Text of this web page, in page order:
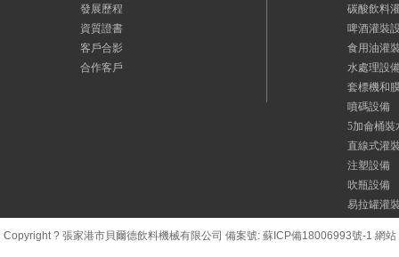
發展歷程
資質證書
客戶合影
合作客戶
碳酸飲料
啤酒灌裝
食用油灌
水處理設
套標機和
噴碼設備
5加侖桶裝
直線式灌
注塑設備
吹瓶設備
易拉罐灌
Copyright ? 張家港市貝爾德飲料機械有限公司 備案號: 蘇ICP備18006993號-1 網站